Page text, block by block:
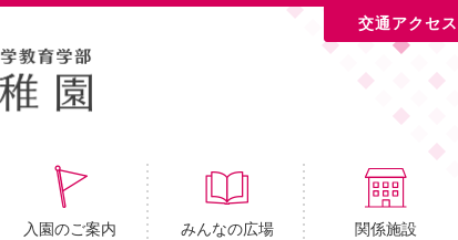
交通アクセス
入園のご案内 みんなの広場 関係施設